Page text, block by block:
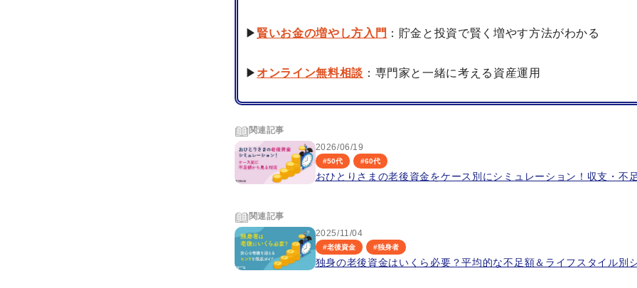
▶ 賢いお金の増やし方入門 ：貯金と投資で賢く増やす方法がわかる
▶ オンライン無料相談 ：専門家と一緒に考える資産運用
関連記事
2026/06/19
#50代 #60代
おひとりさまの老後資金をケース別にシミュレーション！収支・不
関連記事
2025/11/04
#老後資金 #独身者
独身の老後資金はいくら必要？平均的な不足額＆ライフスタイル別